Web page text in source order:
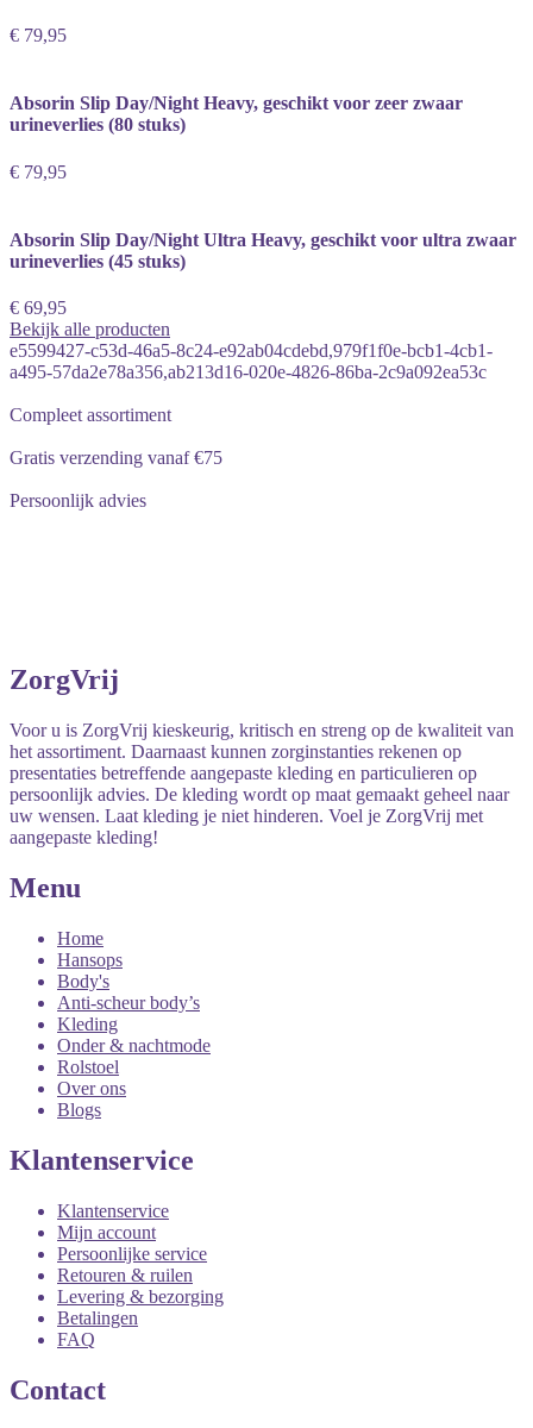
€ 79,95
Absorin Slip Day/Night Heavy, geschikt voor zeer zwaar
urineverlies (80 stuks)
€ 79,95
Absorin Slip Day/Night Ultra Heavy, geschikt voor ultra zwaar
urineverlies (45 stuks)
€ 69,95
Bekijk alle producten
e5599427-c53d-46a5-8c24-e92ab04cdebd,979f1f0e-bcb1-4cb1-
a495-57da2e78a356,ab213d16-020e-4826-86ba-2c9a092ea53c
Compleet assortiment
Gratis verzending vanaf €75
Persoonlijk advies
ZorgVrij
Voor u is ZorgVrij kieskeurig, kritisch en streng op de kwaliteit van
het assortiment. Daarnaast kunnen zorginstanties rekenen op
presentaties betreffende aangepaste kleding en particulieren op
persoonlijk advies. De kleding wordt op maat gemaakt geheel naar
uw wensen. Laat kleding je niet hinderen. Voel je ZorgVrij met
aangepaste kleding!
Menu
Home
Hansops
Body's
Anti-scheur body’s
Kleding
Onder & nachtmode
Rolstoel
Over ons
Blogs
Klantenservice
Klantenservice
Mijn account
Persoonlijke service
Retouren & ruilen
Levering & bezorging
Betalingen
FAQ
Contact